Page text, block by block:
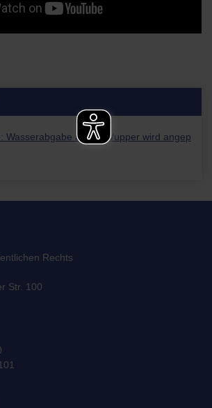
Wasserabgabe an die Wupper wird angep
Rechts
Str. 100